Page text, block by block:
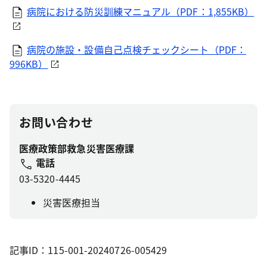
病院における防災訓練マニュアル（PDF：1,855KB）
病院の施設・設備自己点検チェックシート（PDF：
996KB）
お問い合わせ
医療政策部救急災害医療課
電話
03-5320-4445
災害医療担当
記事ID：115-001-20240726-005429